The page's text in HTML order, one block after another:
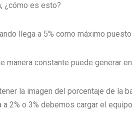
¿cómo es esto?
llega a 5% como máximo
manera constante puede generar
la imagen del porcentaje de la
2% o 3% debemos cargar el